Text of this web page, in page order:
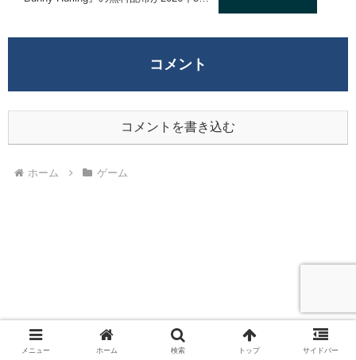
コメント
コメントを書き込む
ホーム ゲーム
メニュー ホーム 検索 トップ サイドバー